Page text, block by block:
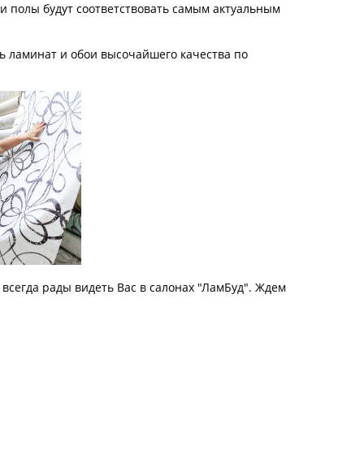
будут соответствовать самым актуальным
ламинат и обои высочайшего качества по
рады видеть Вас в салонах "ЛамБуд". Ждем